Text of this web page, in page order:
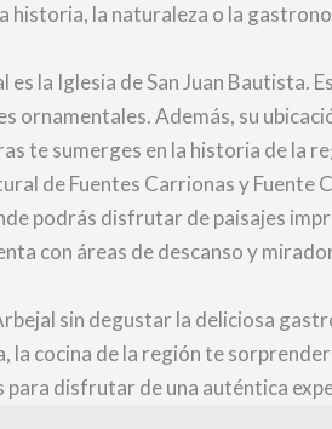
la naturaleza o la
la Iglesia de San Juan Bautista.
ornamentales. Además, su
te sumerges en la historia de la
de Fuentes Carrionas y
podrás disfrutar de paisajes
con áreas de descanso y
sin degustar la deliciosa
cocina de la región te
disfrutar de una auténtica